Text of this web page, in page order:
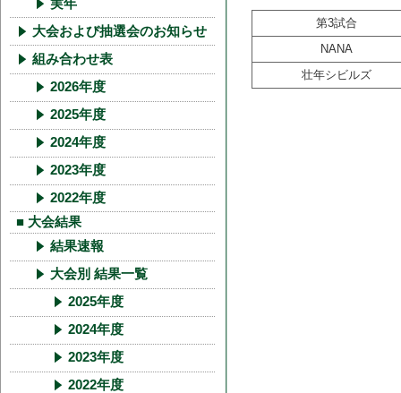
第3試合
NANA
壮年シビルズ
実年
大会および抽選会のお知らせ
組み合わせ表
2026年度
2025年度
2024年度
2023年度
2022年度
■ 大会結果
結果速報
大会別 結果一覧
2025年度
2024年度
2023年度
2022年度